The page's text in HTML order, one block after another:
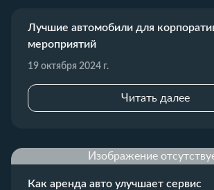
Лучшие автомобили для
мероприятий
19 октября 2024 г.
Читать далее
Изображение
Как аренда авто улучшает сервис